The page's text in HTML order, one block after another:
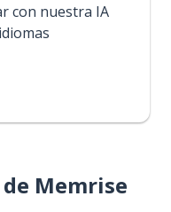
con nuestra IA
Memrise